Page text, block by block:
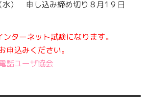
） 申し込み締め切り８月1９日
ターネット試験になります。
申込みください。
話ユーザ協会